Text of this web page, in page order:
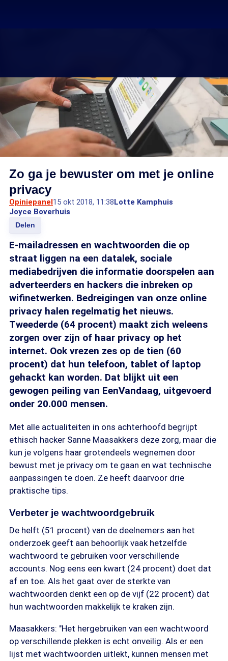
Zo ga je bewuster om met je online
privacy
Opiniepanel15 okt 2018, 11:38Lotte Kamphuis
Joyce Boverhuis
Delen
E-mailadressen en wachtwoorden die op
straat liggen na een datalek, sociale
mediabedrijven die informatie doorspelen aan
adverteerders en hackers die inbreken op
wifinetwerken. Bedreigingen van onze online
privacy halen regelmatig het nieuws.
Tweederde (64 procent) maakt zich weleens
zorgen over zijn of haar privacy op het
internet. Ook vrezen zes op de tien (60
procent) dat hun telefoon, tablet of laptop
gehackt kan worden. Dat blijkt uit een
gewogen peiling van EenVandaag, uitgevoerd
onder 20.000 mensen.
Met alle actualiteiten in ons achterhoofd begrijpt
ethisch hacker Sanne Maasakkers deze zorg, maar die
kun je volgens haar grotendeels wegnemen door
bewust met je privacy om te gaan en wat technische
aanpassingen te doen. Ze heeft daarvoor drie
praktische tips.
Verbeter je wachtwoordgebruik
De helft (51 procent) van de deelnemers aan het
onderzoek geeft aan behoorlijk vaak hetzelfde
wachtwoord te gebruiken voor verschillende
accounts. Nog eens een kwart (24 procent) doet dat
af en toe. Als het gaat over de sterkte van
wachtwoorden denkt een op de vijf (22 procent) dat
hun wachtwoorden makkelijk te kraken zijn.
Maasakkers: "Het hergebruiken van een wachtwoord
op verschillende plekken is echt onveilig. Als er een
lijst met wachtwoorden uitlekt, kunnen mensen met